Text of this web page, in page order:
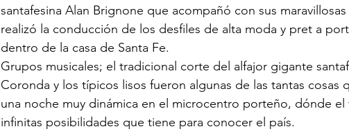
santafesina Alan Brignone que acompañó con sus
realizó la conducción de los desfiles de alta moda y pret a
dentro de la casa de Santa Fe.
Grupos musicales; el tradicional corte del alfajor gigante
Coronda y los típicos lisos fueron algunas de las tantas cosas
una noche muy dinámica en el microcentro porteño, dónde
infinitas posibilidades que tiene para conocer el país.